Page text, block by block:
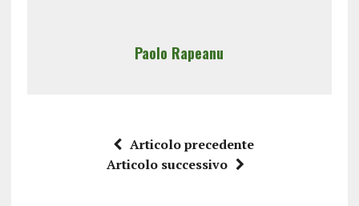
Paolo Rapeanu
Articolo precedente
Articolo successivo